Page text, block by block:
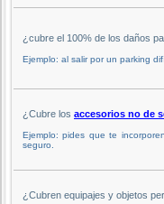
¿cubre el 100% de los daños
Ejemplo: al salir por un parking
¿Cubre los accesorios no de
Ejemplo: pides que te
seguro.
¿Cubren equipajes y objetos